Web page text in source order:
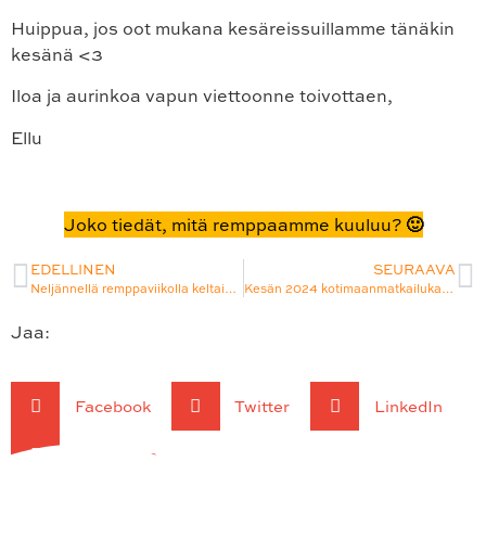
Huippua, jos oot mukana kesäreissuillamme tänäkin
kesänä <3
Iloa ja aurinkoa vapun viettoonne toivottaen,
Ellu
Joko tiedät, mitä remppaamme kuuluu? 🙂
EDELLINEN
Neljännellä remppaviikolla keltaisuus hiipi jo kylppäriimme ja kodinhoitohuoneen 50-luvun tyyliset kalusteet valmistuivat vauhdilla
SEURAAVA
Kesän 2024 kotimaanmatkailukauden avaus hurmaavan Villa Vinon kesäkaffilan herkkujen äärellä, Näsijärven rannalla
Jaa:
Facebook Twitter LinkedIn
WhatsApp